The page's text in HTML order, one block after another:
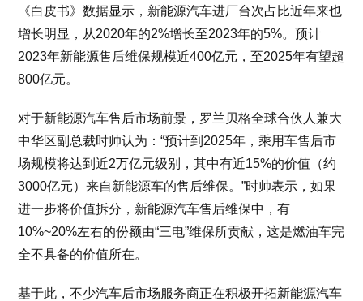
《白皮书》数据显示，新能源汽车进厂台次占比近年来也
增长明显，从2020年的2%增长至2023年的5%。预计
2023年新能源售后维保规模近400亿元，至2025年有望超
800亿元。
对于新能源汽车售后市场前景，罗兰贝格全球合伙人兼大
中华区副总裁时帅认为：“预计到2025年，乘用车售后市
场规模将达到近2万亿元级别，其中有近15%的价值（约
3000亿元）来自新能源车的售后维保。”时帅表示，如果
进一步将价值拆分，新能源汽车售后维保中，有
10%~20%左右的份额由“三电”维保所贡献，这是燃油车完
全不具备的价值所在。
基于此，不少汽车后市场服务商正在积极开拓新能源汽车